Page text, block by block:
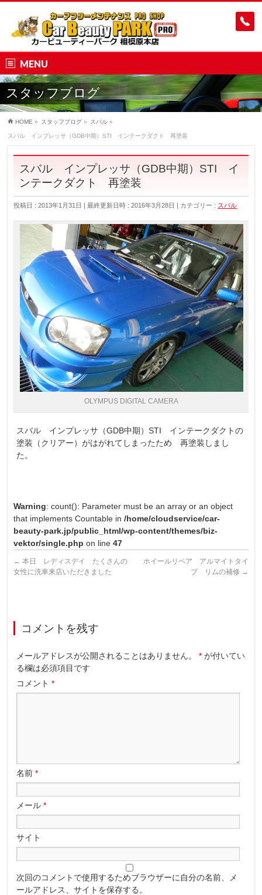
MENU
スタッフブログ
HOME » スタッフブログ » スバル »
スバル インプレッサ（GDB中期）STI インテークダクト 再塗装
スバル インプレッサ（GDB中期）STI イ
ンテークダクト 再塗装
投稿日 : 2013年1月31日 最終更新日時 : 2016年3月28日 カテゴリー : スバル
OLYMPUS DIGITAL CAMERA
スバル インプレッサ（GDB中期）STI インテークダクトの
塗装（クリアー）がはがれてしまったため 再塗装しまし
た。
Warning: count(): Parameter must be an array or an object
that implements Countable in/home/cloudservice/car-
beauty-park.jp/public_html/wp-content/themes/biz-
vektor/single.php on line47
← 本日 レディスデイ たくさんの
女性に洗車来店いただきました
ホイールリペア アルマイトタイ
プ リムの補修 →
コメントを残す
メールアドレスが公開されることはありません。 * が付いてい
る欄は必須項目です
コメント*
名前*
メール*
サイト
次回のコメントで使用するためブラウザーに自分の名前、メ
ールアドレス、サイトを保存する。